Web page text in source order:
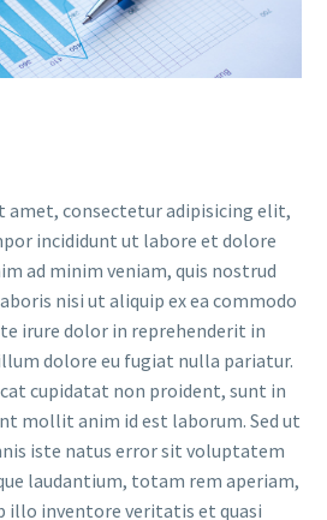
amet, consectetur adipisicing elit,
incididunt ut labore et dolore
ad minim veniam, quis nostrud
nisi ut aliquip ex ea commodo
irure dolor in reprehenderit in
dolore eu fugiat nulla pariatur.
cupidatat non proident, sunt in
mollit anim id est laborum. Sed ut
iste natus error sit voluptatem
laudantium, totam rem aperiam,
illo inventore veritatis et quasi